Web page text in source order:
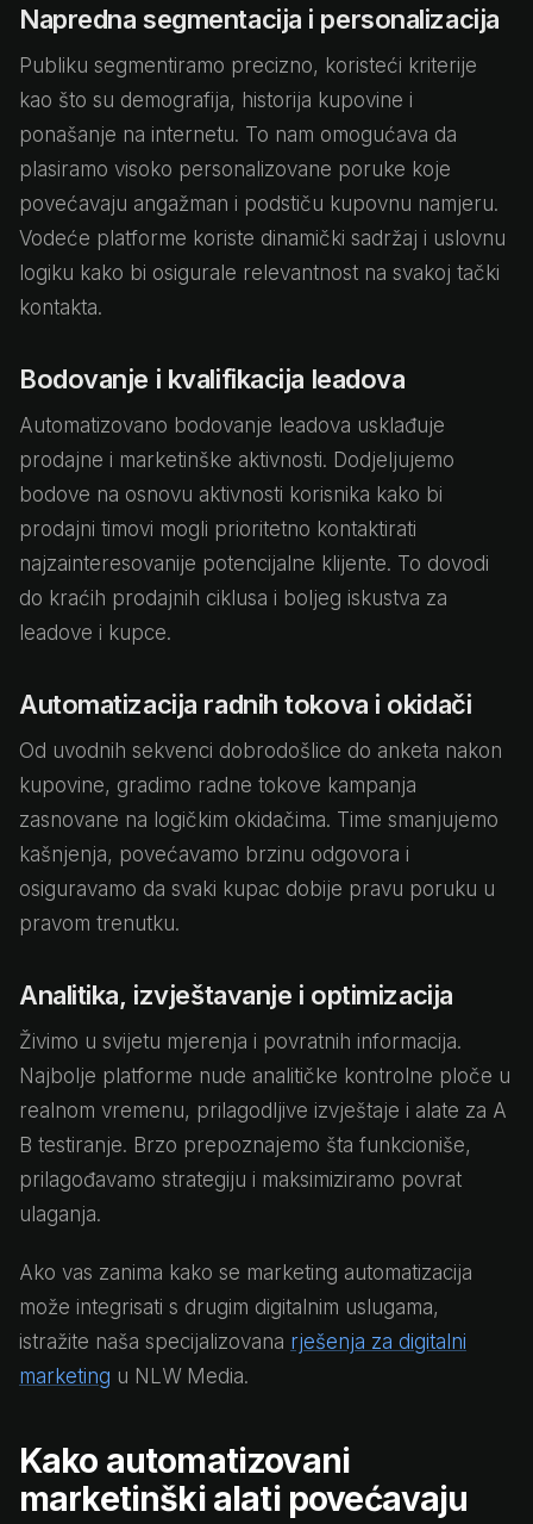
Napredna segmentacija i personalizacija
Publiku segmentiramo precizno, koristeći kriterije
kao što su demografija, historija kupovine i
ponašanje na internetu. To nam omogućava da
plasiramo visoko personalizovane poruke koje
povećavaju angažman i podstiču kupovnu namjeru.
Vodeće platforme koriste dinamički sadržaj i uslovnu
logiku kako bi osigurale relevantnost na svakoj tački
kontakta.
Bodovanje i kvalifikacija leadova
Automatizovano bodovanje leadova usklađuje
prodajne i marketinške aktivnosti. Dodjeljujemo
bodove na osnovu aktivnosti korisnika kako bi
prodajni timovi mogli prioritetno kontaktirati
najzainteresovanije potencijalne klijente. To dovodi
do kraćih prodajnih ciklusa i boljeg iskustva za
leadove i kupce.
Automatizacija radnih tokova i okidači
Od uvodnih sekvenci dobrodošlice do anketa nakon
kupovine, gradimo radne tokove kampanja
zasnovane na logičkim okidačima. Time smanjujemo
kašnjenja, povećavamo brzinu odgovora i
osiguravamo da svaki kupac dobije pravu poruku u
pravom trenutku.
Analitika, izvještavanje i optimizacija
Živimo u svijetu mjerenja i povratnih informacija.
Najbolje platforme nude analitičke kontrolne ploče u
realnom vremenu, prilagodljive izvještaje i alate za A
B testiranje. Brzo prepoznajemo šta funkcioniše,
prilagođavamo strategiju i maksimiziramo povrat
ulaganja.
Ako vas zanima kako se marketing automatizacija
može integrisati s drugim digitalnim uslugama,
istražite naša specijalizovana rješenja za digitalni
marketing u NLW Media.
Kako automatizovani
marketinški alati povećavaju